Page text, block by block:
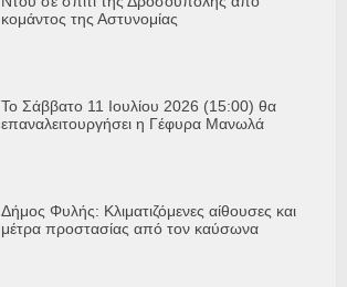
κομάντος της Αστυνομίας
Το Σάββατο 11 Ιουλίου 2026 (15:00) θα
επαναλειτουργήσει η Γέφυρα Μανωλά
Δήμος Φυλής: Κλιματιζόμενες αίθουσες και
μέτρα προστασίας από τον καύσωνα